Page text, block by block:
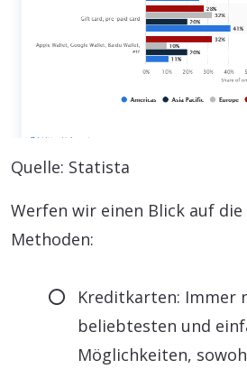
Quelle: Statista
Werfen wir einen Blick auf
Methoden:
Kreditkarten: Immer
beliebtesten und
Möglichkeiten,